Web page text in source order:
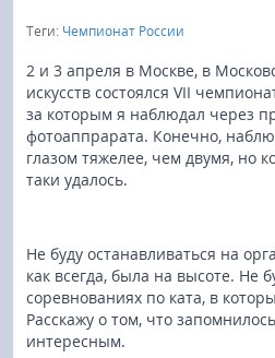
Теги: Чемпионат России
2 и 3 апреля в Москве, в
искусств состоялся VII
за которым я наблюдал через
фотоаппрарата. Конечно,
глазом тяжелее, чем двумя, но
таки удалось.
Не буду останавливаться на
как всегда, была на высоте. Не
соревнованиях по ката, в
Расскажу о том, что
интересным.
Бокс
UFC и MMA
Муай тай